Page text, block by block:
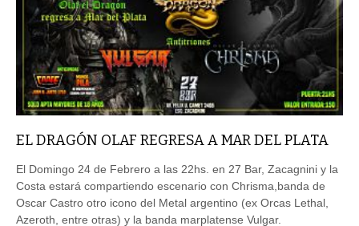
EL DRAGÓN OLAF REGRESA A MAR DEL PLATA
El Domingo 24 de Febrero a las 22hs. en 27 Bar, Zacagnini y la
Costa estará compartiendo escenario con Chrisma,banda de
Oscar Castro otro icono del Metal argentino (ex Orcas Lethal,
Azeroth, entre otras) y la banda marplatense Vulgar.